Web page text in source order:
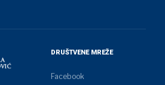
DRUŠTVENE MREŽE
Facebook